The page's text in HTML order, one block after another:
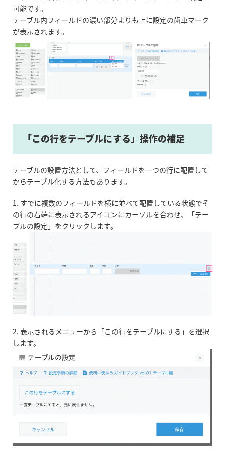
可能です。
テーブル内フィールドの濃い部分よりも上に設定の歯車マーク
が表示されます。
「この行をテーブルにする」操作の補足
テーブルの設置方法として、フィールドを一つの行に配置して
からテーブル化する方法もあります。
1. すでに複数のフィールドを横に並べて配置している状態でそ
の行の右端に表示されるアイコンにカーソルを合わせ、「テー
ブルの設定」をクリックします。
2. 表示されるメニューから「この行をテーブルにする」を選択
します。